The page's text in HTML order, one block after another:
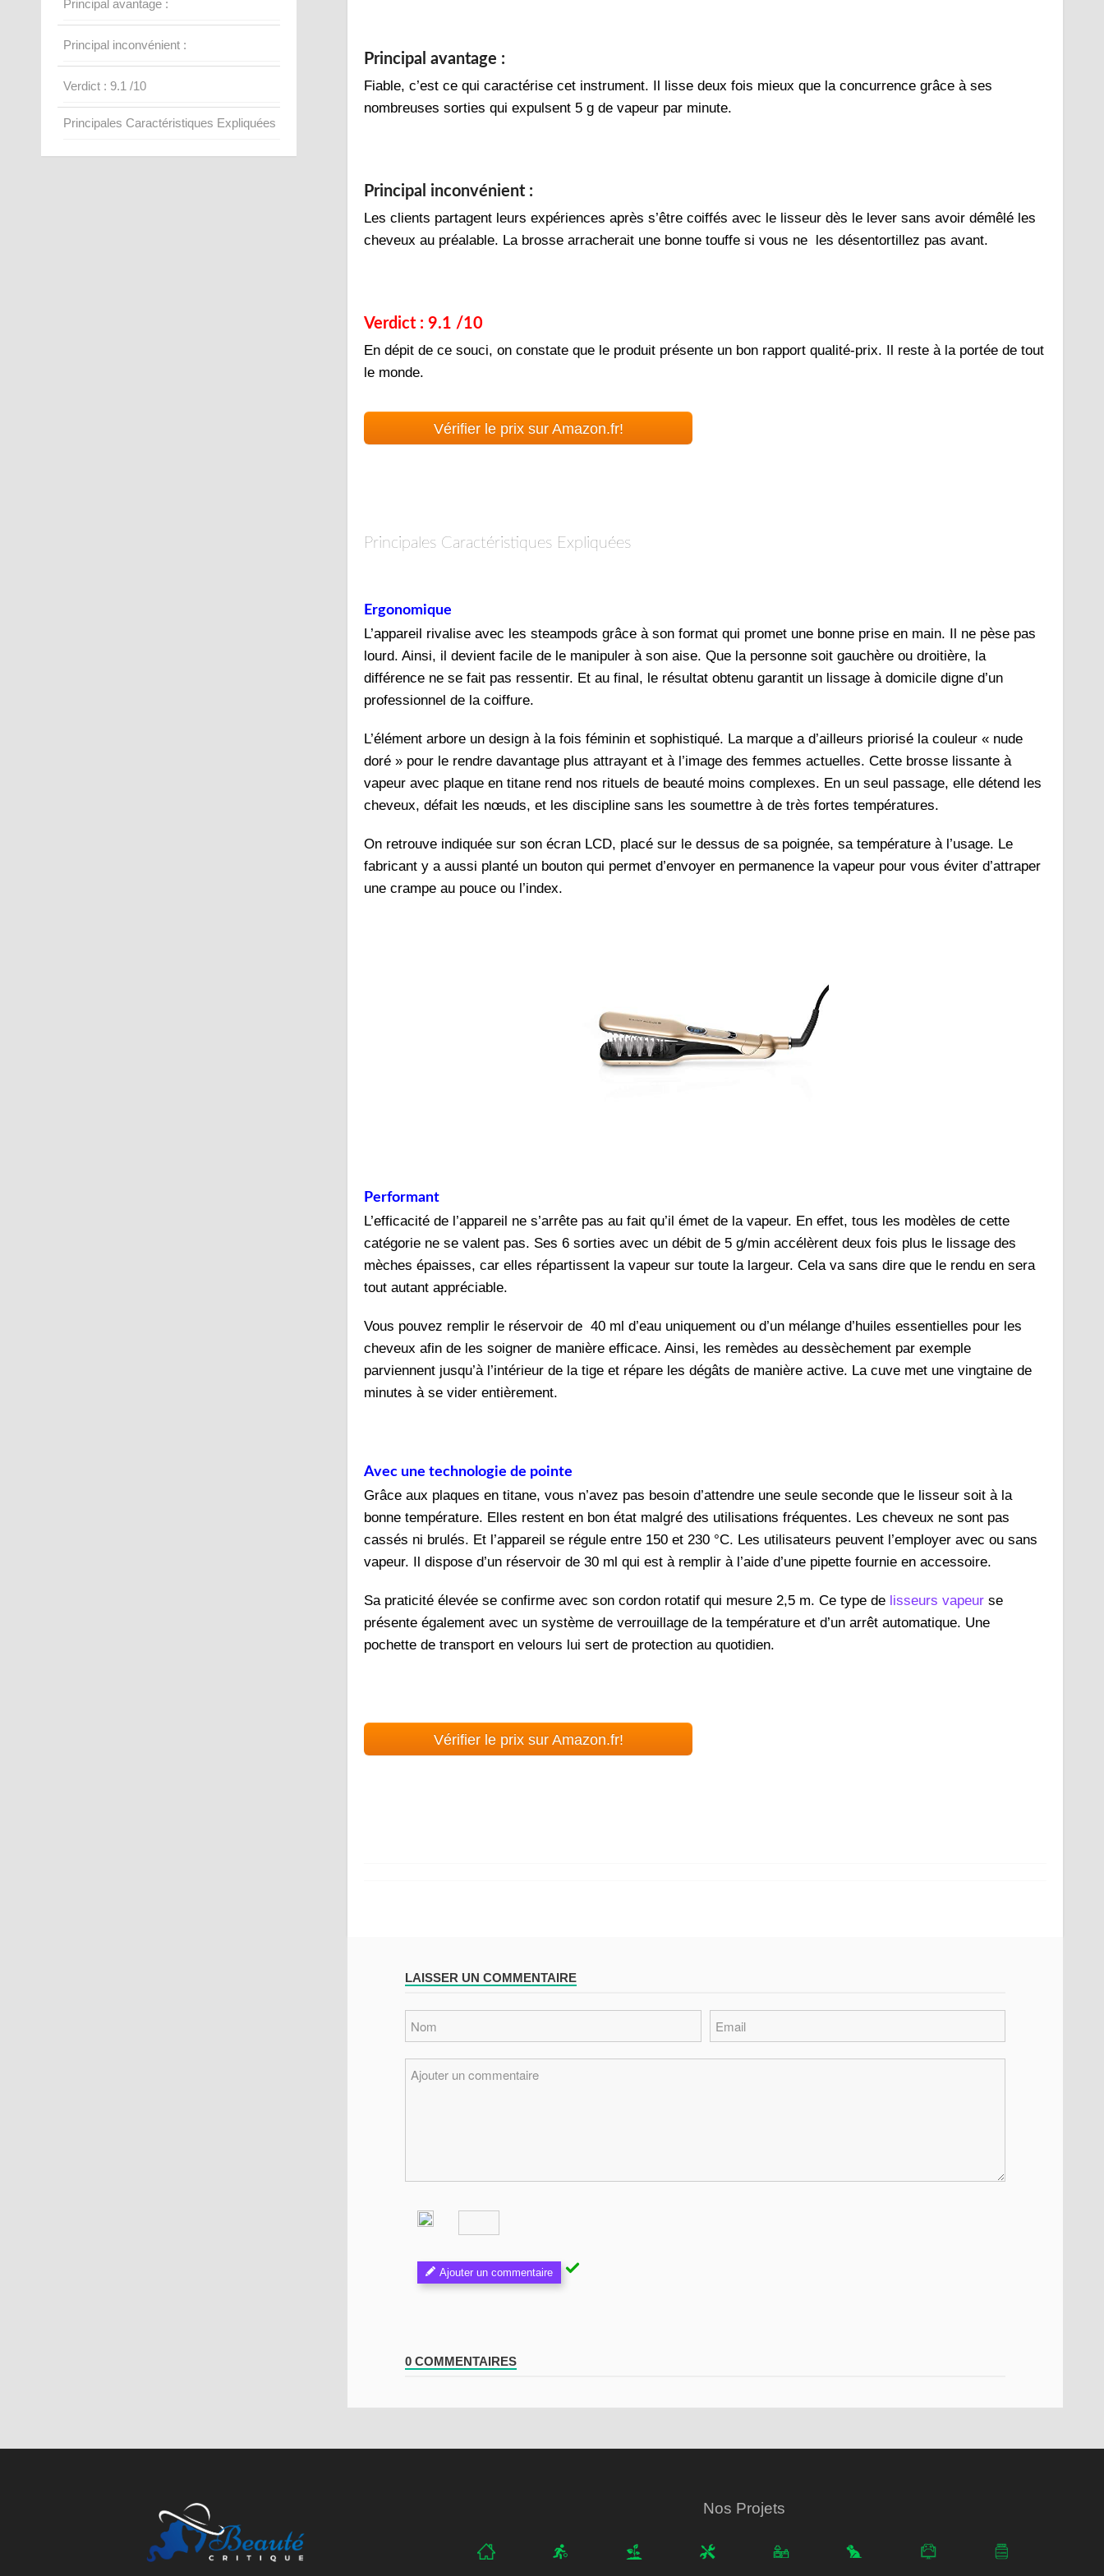
Principal avantage :
Principal inconvénient :
Verdict : 9.1 /10
Principales Caractéristiques Expliquées
Principal avantage :
Fiable, c’est ce qui caractérise cet instrument. Il lisse deux fois mieux que la concurrence grâce à ses
nombreuses sorties qui expulsent 5 g de vapeur par minute.
Principal inconvénient :
Les clients partagent leurs expériences après s’être coiffés avec le lisseur dès le lever sans avoir démêlé les
cheveux au préalable. La brosse arracherait une bonne touffe si vous ne les désentortillez pas avant.
Verdict : 9.1 /10
En dépit de ce souci, on constate que le produit présente un bon rapport qualité-prix. Il reste à la portée de tout
le monde.
Vérifier le prix sur Amazon.fr!
Principales Caractéristiques Expliquées
Ergonomique
L’appareil rivalise avec les steampods grâce à son format qui promet une bonne prise en main. Il ne pèse pas
lourd. Ainsi, il devient facile de le manipuler à son aise. Que la personne soit gauchère ou droitière, la
différence ne se fait pas ressentir. Et au final, le résultat obtenu garantit un lissage à domicile digne d’un
professionnel de la coiffure.
L’élément arbore un design à la fois féminin et sophistiqué. La marque a d’ailleurs priorisé la couleur « nude
doré » pour le rendre davantage plus attrayant et à l’image des femmes actuelles. Cette brosse lissante à
vapeur avec plaque en titane rend nos rituels de beauté moins complexes. En un seul passage, elle détend les
cheveux, défait les nœuds, et les discipline sans les soumettre à de très fortes températures.
On retrouve indiquée sur son écran LCD, placé sur le dessus de sa poignée, sa température à l’usage. Le
fabricant y a aussi planté un bouton qui permet d’envoyer en permanence la vapeur pour vous éviter d’attraper
une crampe au pouce ou l’index.
Performant
L’efficacité de l’appareil ne s’arrête pas au fait qu’il émet de la vapeur. En effet, tous les modèles de cette
catégorie ne se valent pas. Ses 6 sorties avec un débit de 5 g/min accélèrent deux fois plus le lissage des
mèches épaisses, car elles répartissent la vapeur sur toute la largeur. Cela va sans dire que le rendu en sera
tout autant appréciable.
Vous pouvez remplir le réservoir de 40 ml d’eau uniquement ou d’un mélange d’huiles essentielles pour les
cheveux afin de les soigner de manière efficace. Ainsi, les remèdes au dessèchement par exemple
parviennent jusqu’à l’intérieur de la tige et répare les dégâts de manière active. La cuve met une vingtaine de
minutes à se vider entièrement.
Avec une technologie de pointe
Grâce aux plaques en titane, vous n’avez pas besoin d’attendre une seule seconde que le lisseur soit à la
bonne température. Elles restent en bon état malgré des utilisations fréquentes. Les cheveux ne sont pas
cassés ni brulés. Et l’appareil se régule entre 150 et 230 °C. Les utilisateurs peuvent l’employer avec ou sans
vapeur. Il dispose d’un réservoir de 30 ml qui est à remplir à l’aide d’une pipette fournie en accessoire.
Sa praticité élevée se confirme avec son cordon rotatif qui mesure 2,5 m. Ce type de lisseurs vapeur se
présente également avec un système de verrouillage de la température et d’un arrêt automatique. Une
pochette de transport en velours lui sert de protection au quotidien.
Vérifier le prix sur Amazon.fr!
LAISSER UN COMMENTAIRE
Ajouter un commentaire
0 COMMENTAIRES
Nos Projets